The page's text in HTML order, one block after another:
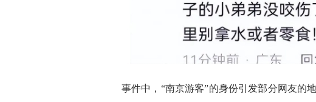
事件中，“南京游客”的身份引发部分网友的